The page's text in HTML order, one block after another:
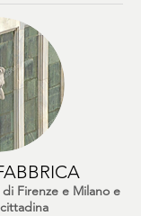
Firenze e Milano e